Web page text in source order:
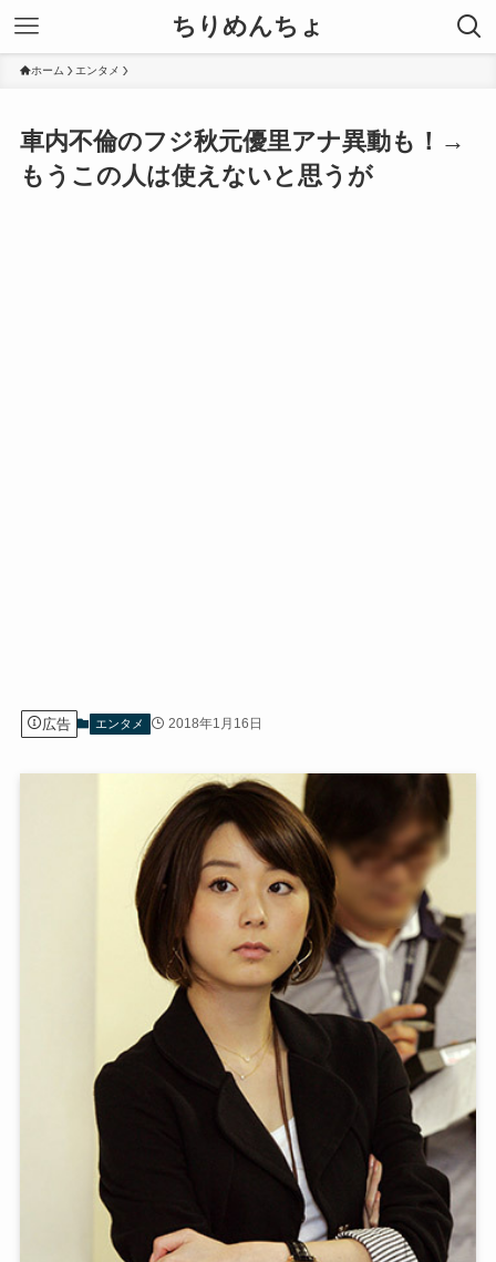
ちりめんちょ
ホーム エンタメ
車内不倫のフジ秋元優里アナ異動も！→
もうこの人は使えないと思うが
広告 エンタメ 2018年1月16日